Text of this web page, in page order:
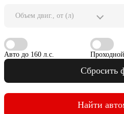
Объем двиг., от (л)
Авто до 160 л.с.
Найти